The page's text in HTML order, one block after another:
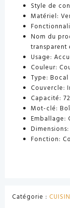
Style de
Matériel:
Nom du
transparent
Usage:
Couleur:
Type:
Couvercle:
Capacité:
Mot-clé:
Emballage:
Fonction:
Catégorie :